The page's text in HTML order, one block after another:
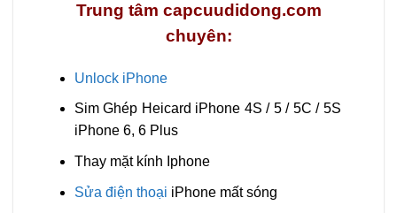
Trung tâm capcuudidong.com
chuyên:
Unlock iPhone
Sim Ghép Heicard iPhone 4S / 5 / 5C / 5S
iPhone 6, 6 Plus
Thay mặt kính Iphone
Sửa điện thoại iPhone mất sóng